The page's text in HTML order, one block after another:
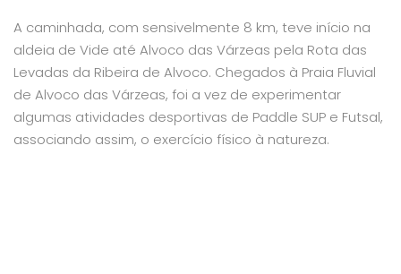
A caminhada, com sensivelmente 8 km, teve início na
aldeia de Vide até Alvoco das Várzeas pela Rota das
Levadas da Ribeira de Alvoco. Chegados à Praia Fluvial
de Alvoco das Várzeas, foi a vez de experimentar
algumas atividades desportivas de Paddle SUP e Futsal,
associando assim, o exercício físico à natureza.